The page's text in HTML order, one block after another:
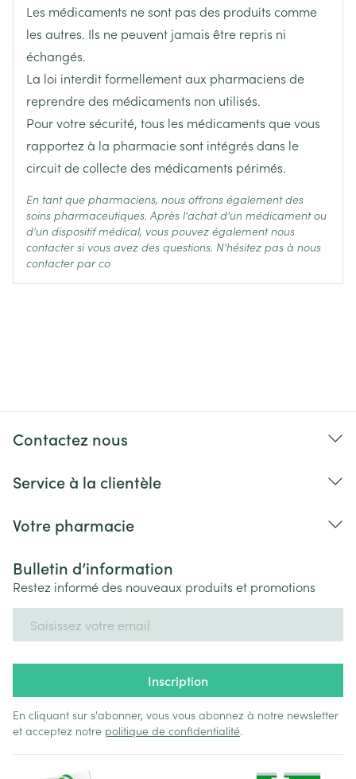
Paquet
7
Ingrédients
Actifs
Préservation
Température ambiante (15°C -
25°C)
Les médicaments ne sont pas des produits comme
les autres. Ils ne peuvent jamais être repris ni
échangés.
La loi interdit formellement aux pharmaciens de
reprendre des médicaments non utilisés.
Pour votre sécurité, tous les médicaments que vous
rapportez à la pharmacie sont intégrés dans le
circuit de collecte des médicaments périmés.
En tant que pharmaciens, nous offrons également des
soins pharmaceutiques. Après l'achat d'un médicament ou
d'un dispositif médical, vous pouvez également nous
contacter si vous avez des questions. N'hésitez pas à nous
contacter par co
Contactez nous
Service à la clientèle
Votre pharmacie
Bulletin d’information
Restez informé des nouveaux produits et promotions
Inscription
En cliquant sur s'abonner, vous vous abonnez à notre newsletter
et acceptez notre politique de confidentialité.